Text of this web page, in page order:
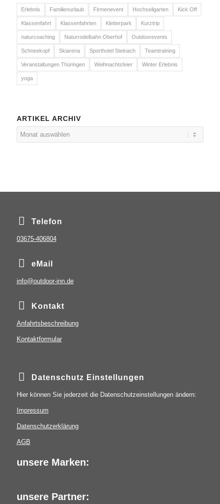
Erlebnis Familienurlaub Firmenevent Hochseilgarten Kick Off
Klassenfahrt Klassenfahrten Kletterpark Kurztrip
naturcoaching Naturrodelbahn Oberhof Outdoorevents
Schneekopf Skiarena Sporthotel Steinach Teamtraining
Veranstaltungen Thüringen Weihnachtsfeier Winter Erlebnis
yoga
ARTIKEL ARCHIV
Telefon
03675-406804
eMail
info@outdoor-inn.de
Kontakt
Anfahrtsbeschreibung
Kontaktformular
Datenschutz Einstellungen
Hier können Sie jederzeit die Datenschutzeinstellungen ändern:
Impressum
Datenschutzerklärung
AGB
unsere Marken:
unsere Partner: